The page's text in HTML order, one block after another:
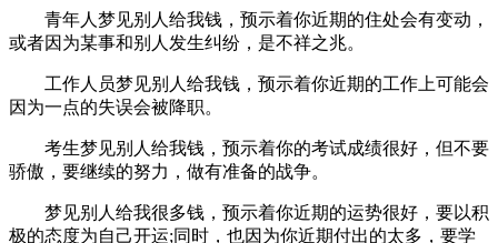
青年人梦见别人给我钱，预示着你近期的住处会有变动，
或者因为某事和别人发生纠纷，是不祥之兆。
工作人员梦见别人给我钱，预示着你近期的工作上可能会
因为一点的失误会被降职。
考生梦见别人给我钱，预示着你的考试成绩很好，但不要
骄傲，要继续的努力，做有准备的战争。
梦见别人给我很多钱，预示着你近期的运势很好，要以积
极的态度为自己开运;同时，也因为你近期付出的太多，要学